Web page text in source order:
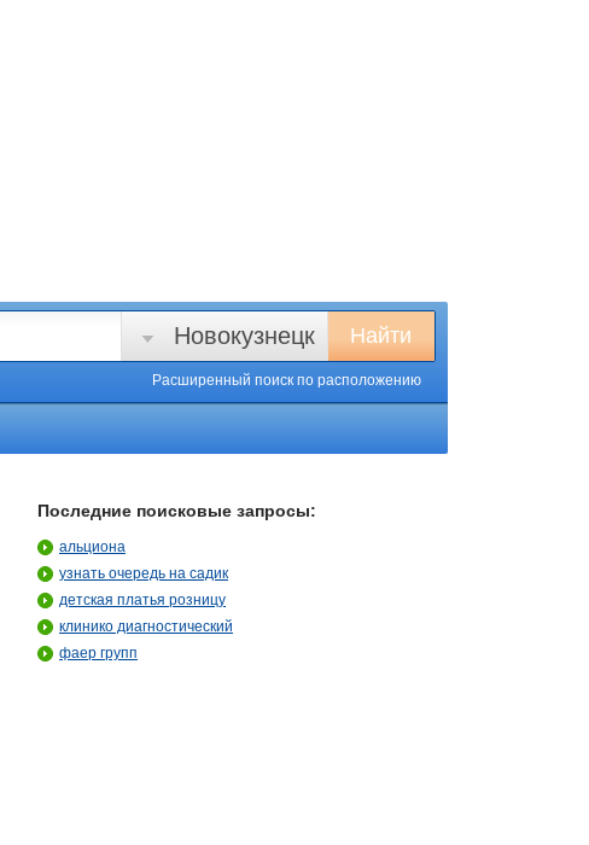
Найти
Новокузнецк
Расширенный поиск по расположению
Последние поисковые запросы:
альциона
узнать очередь на садик
детская платья розницу
клинико диагностический
фаер групп